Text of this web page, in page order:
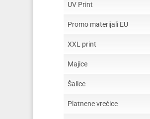
UV Print
Promo materijali EU
XXL print
Majice
Šalice
Platnene vrećice